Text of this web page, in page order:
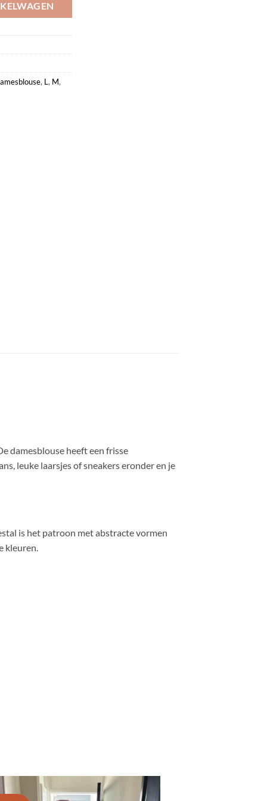
, L, M,
damesblouse heeft een frisse
leuke laarsjes of sneakers eronder en je
is het patroon met abstracte vormen
kleuren.